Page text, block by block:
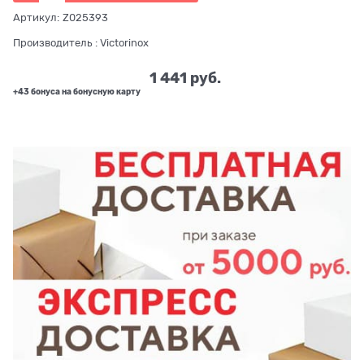
Артикул: Z025393
Производитель : Victorinox
1 441 руб.
+43 бонуса на бонусную карту